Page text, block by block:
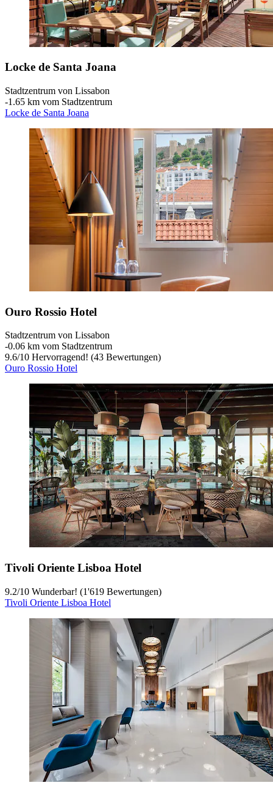
Locke de Santa Joana
Stadtzentrum von Lissabon
‐1.65 km vom Stadtzentrum
Locke de Santa Joana
Ouro Rossio Hotel
Stadtzentrum von Lissabon
‐0.06 km vom Stadtzentrum
9.6/10 Hervorragend! (43 Bewertungen)
Ouro Rossio Hotel
Tivoli Oriente Lisboa Hotel
9.2/10 Wunderbar! (1'619 Bewertungen)
Tivoli Oriente Lisboa Hotel